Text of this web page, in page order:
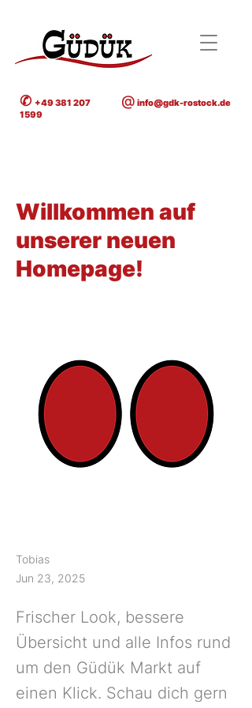
✆ +49 381 207
1599
@ info@gdk-rostock.de
Willkommen auf
unserer neuen
Homepage!
Tobias
Jun 23, 2025
Frischer Look, bessere
Übersicht und alle Infos rund
um den Güdük Markt auf
einen Klick. Schau dich gern